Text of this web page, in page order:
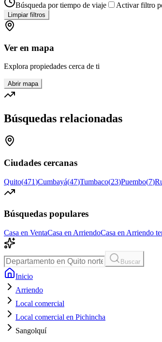
Búsqueda por tiempo de viaje
Activar filtro
Limpiar filtros
Ver en mapa
Explora propiedades cerca de ti
Abrir mapa
Búsquedas relacionadas
Ciudades cercanas
Quito(471)Cumbayá(47)Tumbaco(23)Puembo(7)
Búsquedas populares
Casa en VentaCasa en ArriendoCasa en Arriendo
Buscar
Inicio
Arriendo
Local comercial
Local comercial en Pichincha
Sangolquí